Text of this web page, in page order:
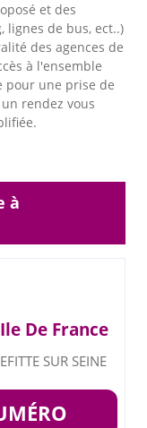
et des
lignes de bus, ect..)
des agences de
à l'ensemble
pour une prise de
rendez vous
à
De France
SUR SEINE